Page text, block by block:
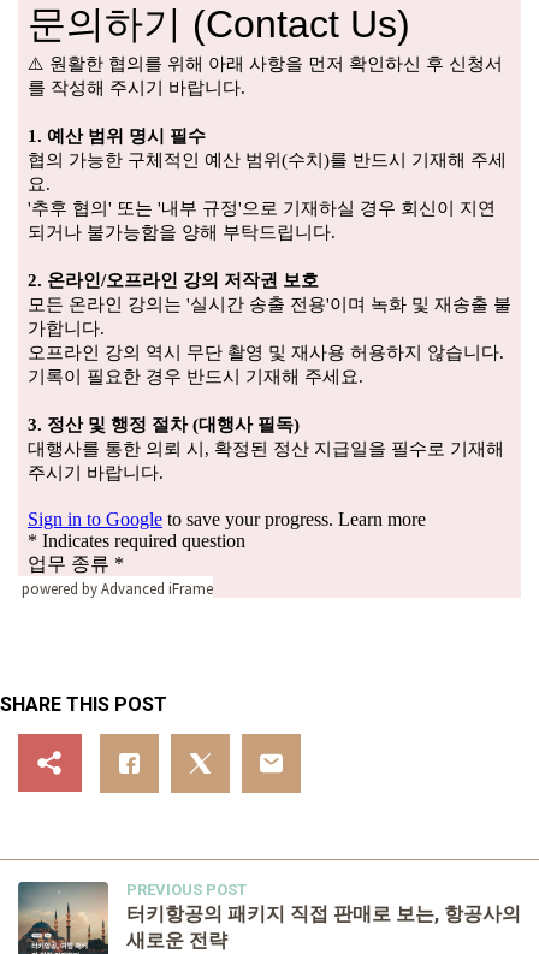
powered by Advanced iFrame
SHARE THIS POST
PREVIOUS POST
터키항공의 패키지 직접 판매로 보는, 항공사의
새로운 전략